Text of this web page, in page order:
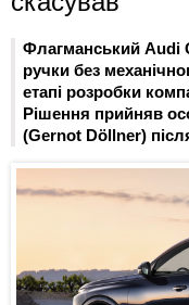
Флагманський Audi
ручки без
етапі розробки
Рішення прийняв
(Gernot Döllner)